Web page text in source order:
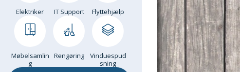
Elektriker IT Support Flyttehjælp
Møbelsamlin
g
Rengøring
Vinduespud
sning